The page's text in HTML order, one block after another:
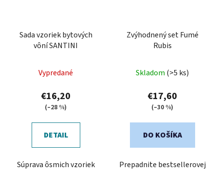
Sada vzoriek bytových
vôní SANTINI
Vypredané
€16,20
(–28 %)
DETAIL
Súprava ôsmich vzoriek
Zvýhodnený set Fumé
Rubis
Skladom (>5 ks)
€17,60
(–30 %)
DO KOŠÍKA
Prepadnite bestsellerovej